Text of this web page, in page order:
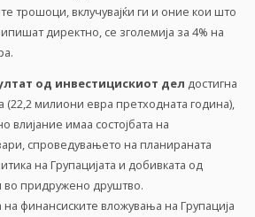
трошоци, вклучувајќи ги и оние кои што
директно, се зголемија за 4% на
од инвестицискиот дел достигна
(22,2 милиони евра претходната година),
влијание имаа состојбата на
спроведувањето на планираната
на Групацијата и добивката од
во придружено друштво.
финансиските вложувања на Групација